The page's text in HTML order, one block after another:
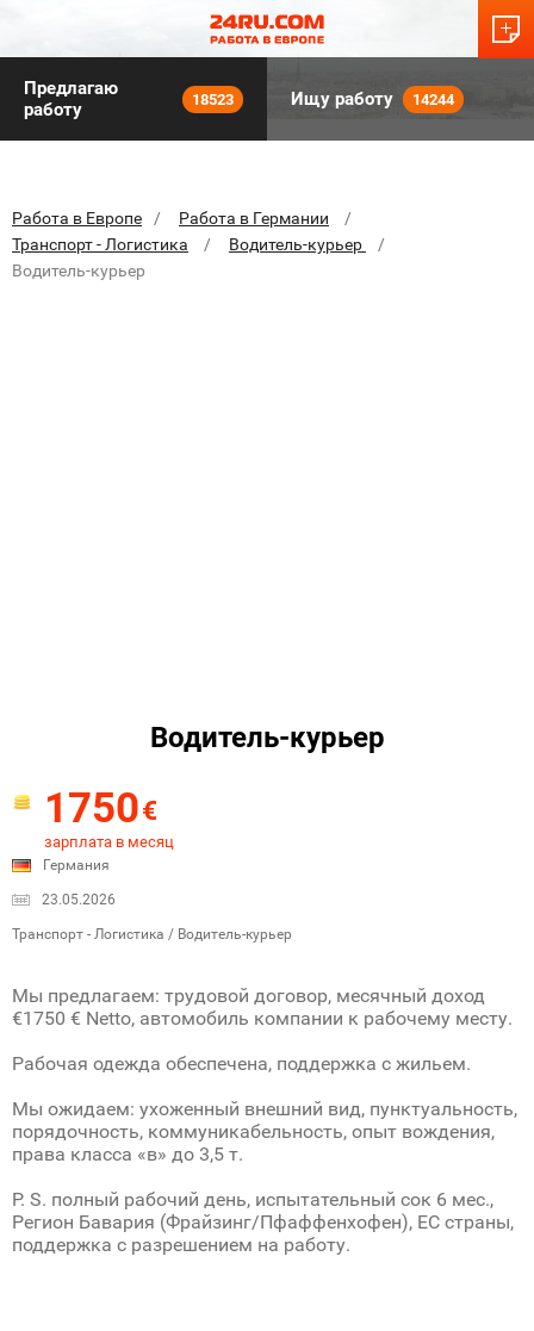
Предлагаю
работу
18523 Ищу работу 14244
Работа в Европе
Работа в Германии
Транспорт - Логистика
Водитель-курьер
Водитель-курьер
Водитель-курьер
1750€
зарплата в месяц
Германия
23.05.2026
Транспорт - Логистика / Водитель-курьер
Мы предлагаем: трудовой договор, месячный доход
€1750 € Netto, автомобиль компании к рабочему месту.
Рабочая одежда обеспечена, поддержка с жильем.
Мы ожидаем: ухоженный внешний вид, пунктуальность,
порядочность, коммуникабельность, опыт вождения,
права класса «в» до 3,5 т.
P. S. полный рабочий день, испытательный сок 6 мес.,
Регион Бавария (Фрайзинг/Пфаффенхофен), ЕС страны,
поддержка с разрешением на работу.